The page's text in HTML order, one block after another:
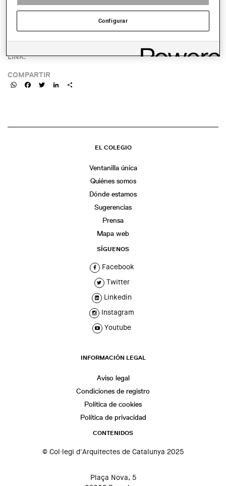
2024-03-04 18:30
LINK:
COMPARTIR
WhatsAppFacebookTwitterLinkedIn
EL COLEGIO
Ventanilla única
Quiénes somos
Dónde estamos
Sugerencias
Prensa
Mapa web
SÍGUENOS
Facebook
Twitter
Linkedin
Instagram
Youtube
INFORMACIÓN LEGAL
Aviso legal
Condiciones de registro
Política de cookies
Política de privacidad
CONTENIDOS
© Col·legi d'Arquitectes de Catalunya 2025
Plaça Nova, 5
Configurar